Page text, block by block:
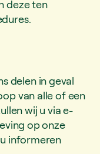
deze ten
delen in geval
van alle of een
wij u via e-
op onze
informeren